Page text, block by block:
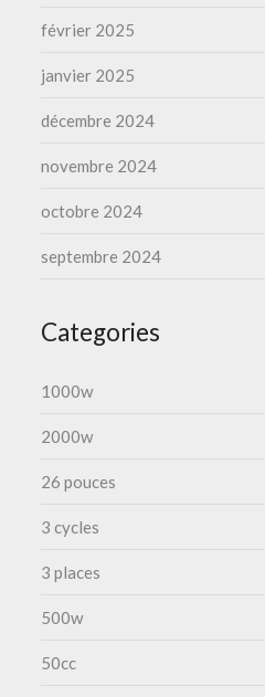
février 2025
janvier 2025
décembre 2024
novembre 2024
octobre 2024
septembre 2024
Categories
1000w
2000w
26 pouces
3 cycles
3 places
500w
50cc